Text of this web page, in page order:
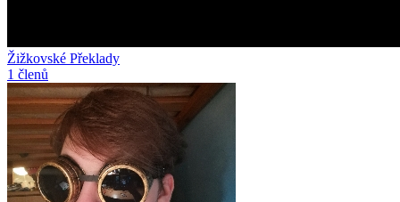
Žižkovské Překlady
1 členů